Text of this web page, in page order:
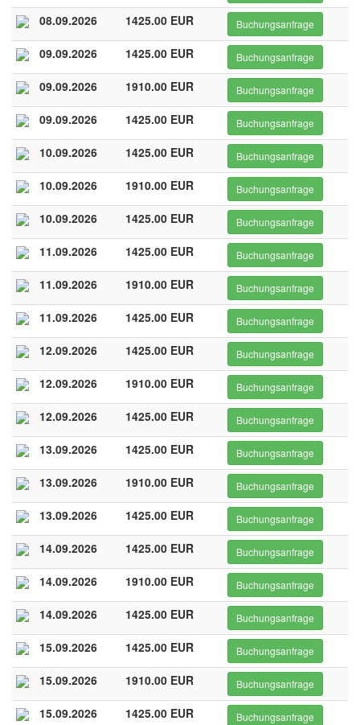
08.09.2026 1425.00 EUR Buchungsanfrage
09.09.2026 1425.00 EUR Buchungsanfrage
09.09.2026 1910.00 EUR Buchungsanfrage
09.09.2026 1425.00 EUR Buchungsanfrage
10.09.2026 1425.00 EUR Buchungsanfrage
10.09.2026 1910.00 EUR Buchungsanfrage
10.09.2026 1425.00 EUR Buchungsanfrage
11.09.2026 1425.00 EUR Buchungsanfrage
11.09.2026 1910.00 EUR Buchungsanfrage
11.09.2026 1425.00 EUR Buchungsanfrage
12.09.2026 1425.00 EUR Buchungsanfrage
12.09.2026 1910.00 EUR Buchungsanfrage
12.09.2026 1425.00 EUR Buchungsanfrage
13.09.2026 1425.00 EUR Buchungsanfrage
13.09.2026 1910.00 EUR Buchungsanfrage
13.09.2026 1425.00 EUR Buchungsanfrage
14.09.2026 1425.00 EUR Buchungsanfrage
14.09.2026 1910.00 EUR Buchungsanfrage
14.09.2026 1425.00 EUR Buchungsanfrage
15.09.2026 1425.00 EUR Buchungsanfrage
15.09.2026 1910.00 EUR Buchungsanfrage
15.09.2026 1425.00 EUR Buchungsanfrage